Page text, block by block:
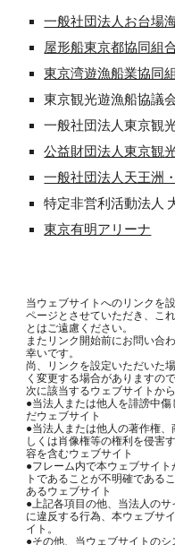
一般社団法人お台場
屋形船東京都協同組
東京湾遊漁船業協同
東京観光遊漁船協議
一般社団法人東京観
公益財団法人東京観
一般社団法人天王洲
特定非営利活動法人
東京有明アリーナ
当ウェブサイトへのリンクを
ページとさせていただき、こ
とはご遠慮ください。
またリンク開始前にお問い合
幸いです。
尚、リンクを設定いただいた
く変更する場合がありますの
次に該当するウェブサイトか
●当法人または他人を誹謗中
だウェブサイト
●当法人または他人の著作権
しくは肖像権等の権利を侵害
容を含むウェブサイト
●フレーム内で本ウェブサイ
トであることが不明確である
あるウェブサイト
●上記各項目の他、当法人の
に違反する行為、本ウェブサ
イト。
●その他、当ウェブサイトの